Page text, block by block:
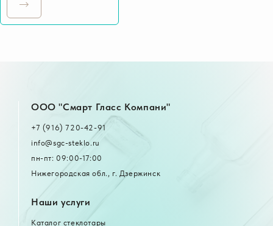
OOO "Смарт Гласс Компани"
+7 (916) 720-42-91
info@sgc-steklo.ru
пн-пт: 09:00-17:00
Нижегородская обл., г. Дзержинск
Наши услуги
Каталог стеклотары